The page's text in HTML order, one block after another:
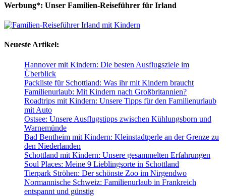
Werbung*: Unser Familien-Reiseführer für Irland
Neueste Artikel:
Hannover mit Kindern: Die besten Ausflugsziele im
Überblick
Packliste für Schottland: Was ihr mit Kindern braucht
Familienurlaub: Mit Kindern nach Großbritannien?
Roadtrips mit Kindern: Unsere Tipps für den Familienurlaub
mit Auto
Ostsee: Unsere Ausflugstipps zwischen Kühlungsborn und
Warnemünde
Bad Bentheim mit Kindern: Kleinstadtperle an der Grenze zu
den Niederlanden
Schottland mit Kindern: Unsere gesammelten Erfahrungen
Soul Places: Meine 9 Lieblingsorte in Schottland
Tierpark Ströhen: Der schönste Zoo im Nirgendwo
Normannische Schweiz: Familienurlaub in Frankreich
entspannt und günstig